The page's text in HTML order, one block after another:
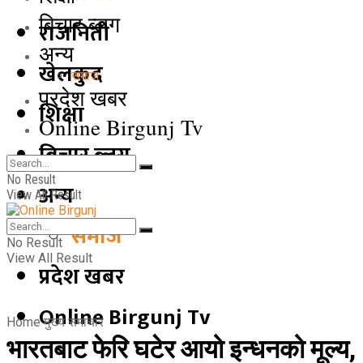
राजनिती
खेलकुद
शिक्षा
बिचार ब्लग
अन्य
समाज
प्रदेश खबर
Online Birgunj Tv
बिचार ब्लग
अन्य
समाज
प्रदेश खबर
Online Birgunj Tv
No Result
View All Result
No Result
View All Result
Home मुख्य समाचार
भारतबाट फेरि घटेर आयो इन्धनको मूल्य,